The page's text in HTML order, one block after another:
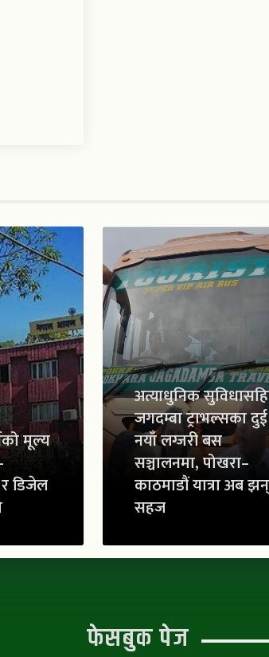
मूल्य
र डिजेल
अत्याधुनिक
जगदम्बा ट्राभल्सका दुई
नयाँ लग्जरी बस
सञ्चालनमा, पोखरा–
काठमाडौं यात्रा अब झन्
सहज
फेसबुक पेज